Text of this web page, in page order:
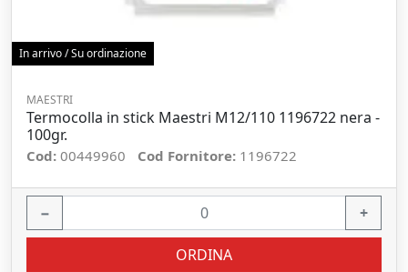
In arrivo / Su ordinazione
MAESTRI
Termocolla in stick Maestri M12/110 1196722 nera -
100gr.
Cod: 00449960 Cod Fornitore: 1196722
− +
ORDINA